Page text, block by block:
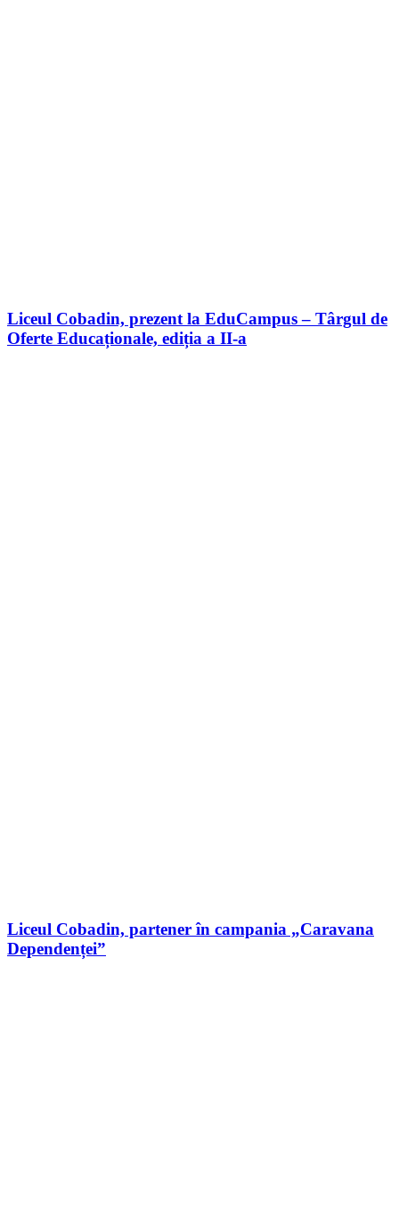
Liceul Cobadin, prezent la EduCampus – Târgul de
Oferte Educaționale, ediția a II-a
Liceul Cobadin, partener în campania „Caravana
Dependenței”